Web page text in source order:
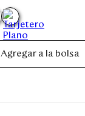
Agregar a la bolsa